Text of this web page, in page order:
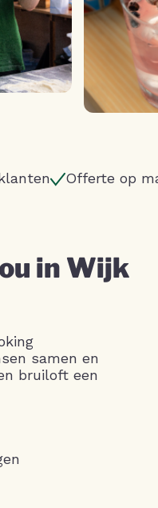
Offerte op
in Wijk
samen en
bruiloft een